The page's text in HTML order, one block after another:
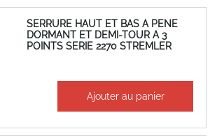
SERRURE HAUT ET BAS A PENE
DORMANT ET DEMI-TOUR A 3
POINTS SERIE 2270 STREMLER
Ajouter au panier